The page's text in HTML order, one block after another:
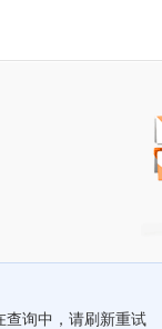
查询中，请刷新重试